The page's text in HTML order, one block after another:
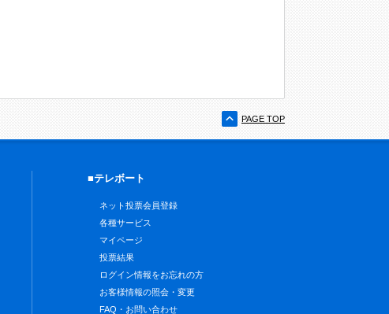
PAGE TOP
■テレボート
ネット投票会員登録
各種サービス
マイページ
投票結果
ログイン情報をお忘れの方
お客様情報の照会・変更
FAQ・お問い合わせ